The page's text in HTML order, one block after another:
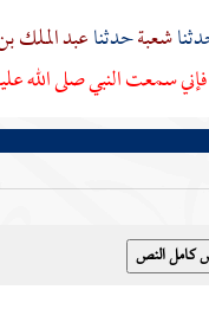
شعبةحدثناعبد الملك
سمعت النبي صلى الله